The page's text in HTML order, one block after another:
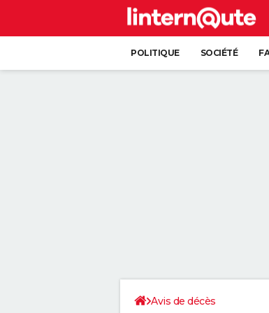
POLITIQUE SOCIÉTÉ
Avis de décès